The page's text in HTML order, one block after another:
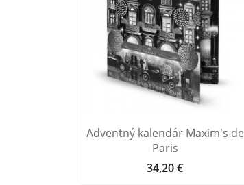
Adventný kalendár Maxim's de
Paris
Cena
34,20 €